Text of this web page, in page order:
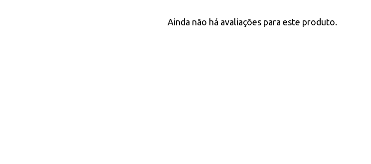
Ainda não há avaliações para este produto.